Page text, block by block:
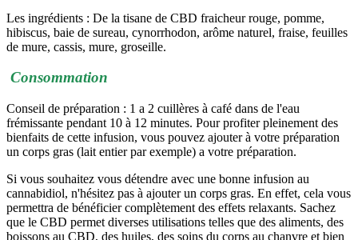
Les ingrédients : De la tisane de CBD fraicheur rouge, pomme,
hibiscus, baie de sureau, cynorrhodon, arôme naturel, fraise, feuilles
de mure, cassis, mure, groseille.
Consommation
Conseil de préparation : 1 a 2 cuillères à café dans de l'eau
frémissante pendant 10 à 12 minutes. Pour profiter pleinement des
bienfaits de cette infusion, vous pouvez ajouter à votre préparation
un corps gras (lait entier par exemple) a votre préparation.
Si vous souhaitez vous détendre avec une bonne infusion au
cannabidiol, n'hésitez pas à ajouter un corps gras. En effet, cela vous
permettra de bénéficier complètement des effets relaxants. Sachez
que le CBD permet diverses utilisations telles que des aliments, des
boissons au CBD, des huiles, des soins du corps au chanvre et bien